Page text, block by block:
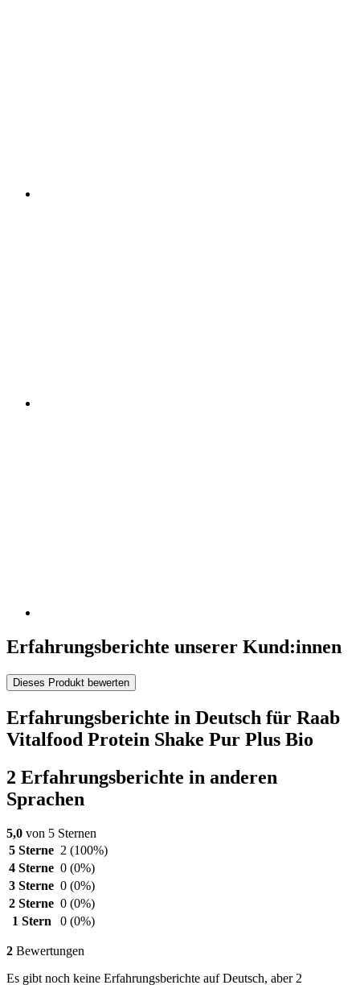
Erfahrungsberichte unserer Kund:innen
Dieses Produkt bewerten
Erfahrungsberichte in Deutsch für Raab
Vitalfood Protein Shake Pur Plus Bio
2 Erfahrungsberichte in anderen
Sprachen
5,0 von 5 Sternen
5 Sterne 2 (100%)
4 Sterne 0 (0%)
3 Sterne 0 (0%)
2 Sterne 0 (0%)
1 Stern
0 (0%)
2 Bewertungen
Es gibt noch keine Erfahrungsberichte auf Deutsch, aber 2